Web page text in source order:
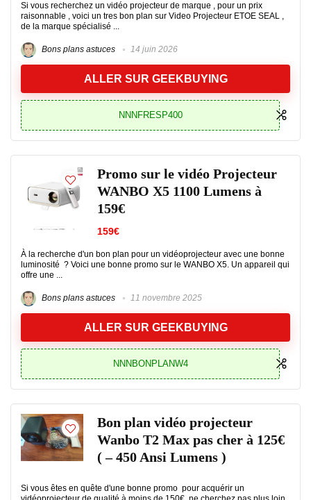
Si vous recherchez un vidéo projecteur de marque , pour un prix
raisonnable , voici un tres bon plan sur Video Projecteur ETOE SEAL ,
de la marque spécialisé ...
Bons plans astuces 14 juin 2026
ALLER SUR GEEKBUYING
NNNFRESP400
Promo sur le vidéo Projecteur
WANBO X5 1100 Lumens à
159€
159€
À la recherche d'un bon plan pour un vidéoprojecteur avec une bonne
luminosité ? Voici une bonne promo sur le WANBO X5. Un appareil qui
offre une ...
Bons plans astuces 11 novembre 2025
ALLER SUR GEEKBUYING
NNNBONPLANW4
Bon plan vidéo projecteur
Wanbo T2 Max pas cher à 125€
( – 450 Ansi Lumens )
Si vous êtes en quête d'une bonne promo pour acquérir un